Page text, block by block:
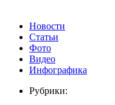
Новости
Статьи
Фото
Видео
Инфографика
Рубрики: